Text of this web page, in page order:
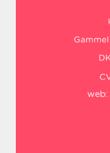
web: